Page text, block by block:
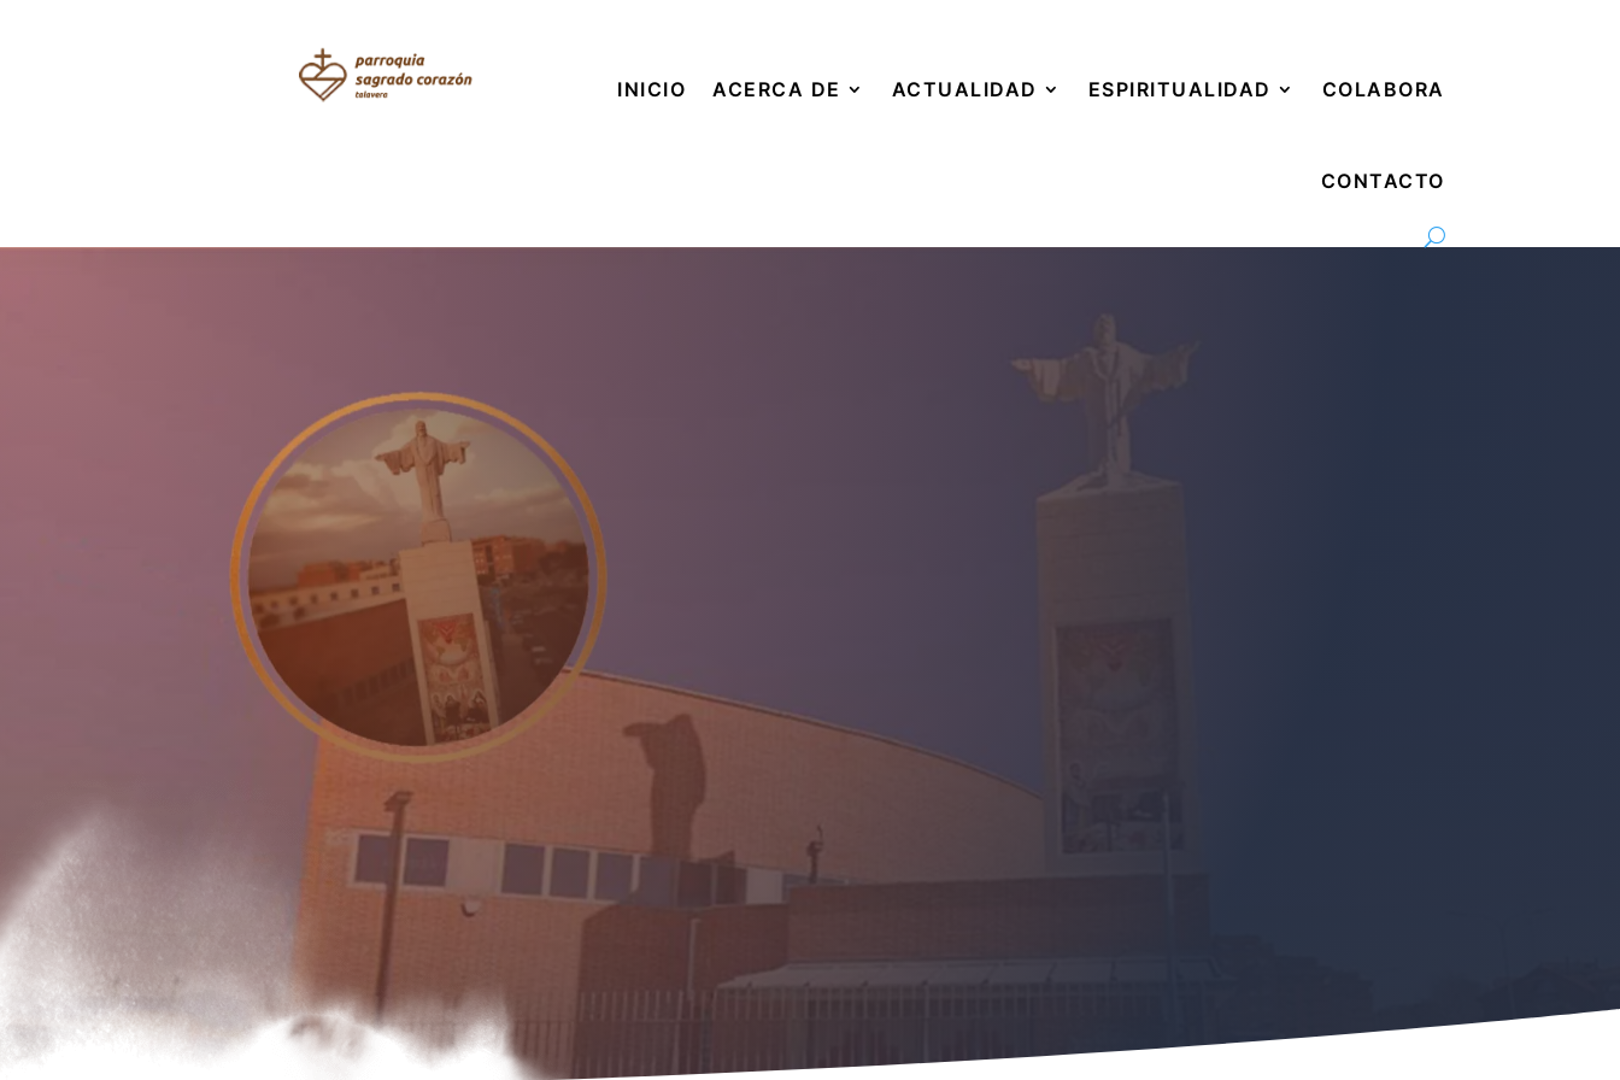
INICIO ACERCA DE ACTUALIDAD ESPIRITUALIDAD COLABORA
CONTACTO
Parroquia Sagrado Corazón
«EN ESTO CONOCERÁN TODOS QUE SOIS MIS
DISCÍPULOS: SI OS AMÁIS LOS UNOS A LOS